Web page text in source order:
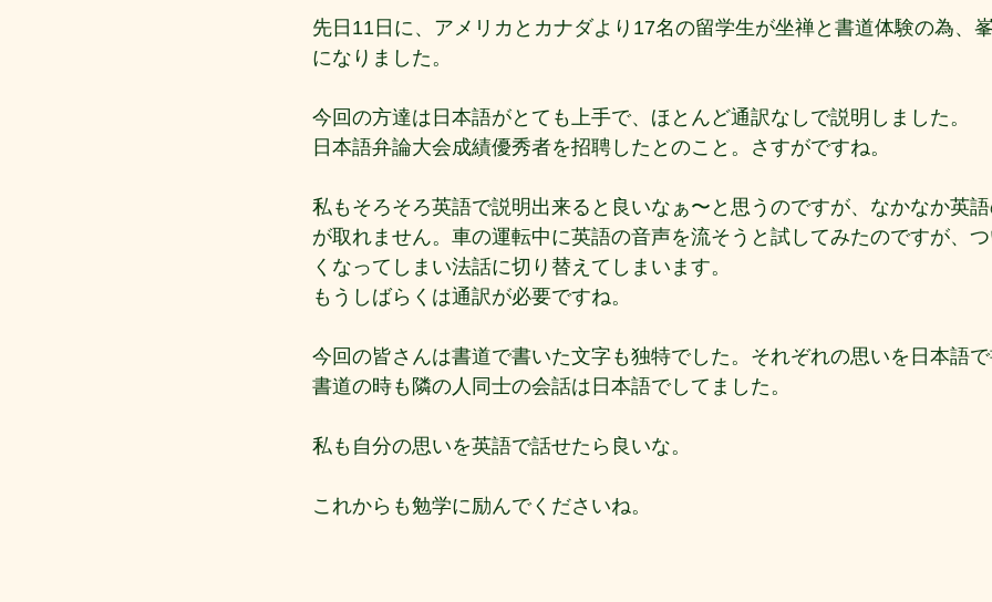
先日11日に、アメリカとカナダより17名の留学生が坐禅と書道体験の為、
になりました。
今回の方達は日本語がとても上手で、ほとんど通訳なしで説明しました。
日本語弁論大会成績優秀者を招聘したとのこと。さすがですね。
私もそろそろ英語で説明出来ると良いなぁ〜と思うのですが、なかなか英
が取れません。車の運転中に英語の音声を流そうと試してみたのですが、
くなってしまい法話に切り替えてしまいます。
もうしばらくは通訳が必要ですね。
今回の皆さんは書道で書いた文字も独特でした。それぞれの思いを日本語で
書道の時も隣の人同士の会話は日本語でしてました。
私も自分の思いを英語で話せたら良いな。
これからも勉学に励んでくださいね。